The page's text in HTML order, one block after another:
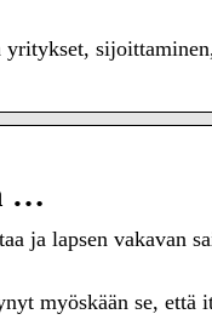
…
ja lapsen vakavan
myöskään se, että